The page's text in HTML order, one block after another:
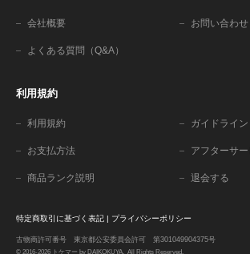
会社概要 お問い合わせ
よくある質問（Q&A）
利用規約
利用規約 ガイドライン
お支払方法 アフターサー
商品ランク説明 退会する
特定商取引に基づく表記 | プライバシーポリシー
古物商許可番号 東京都公安委員会許可 第301049904375号
© 2016-2026 トケマー by DAIKOKUYA. All Rights Reserved.